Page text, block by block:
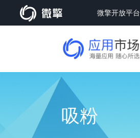
微擎开放平台
吸粉